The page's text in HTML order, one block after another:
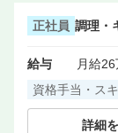
正社員 調理・
給与
月給
資格手当・ス
詳細